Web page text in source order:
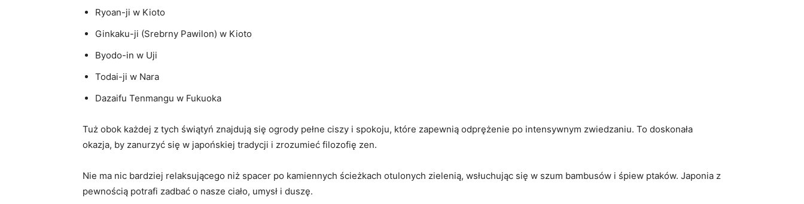
Ryoan-ji w Kioto
Ginkaku-ji (Srebrny Pawilon) w ⁣Kioto
Byodo-in w Uji
Todai-ji w Nara
Dazaifu Tenmangu w Fukuoka
Tuż obok‍ każdej ⁢z tych świątyń znajdują się ogrody pełne ciszy i spokoju, które ‌zapewnią odprężenie po ‍intensywnym‍ zwiedzaniu. To⁤ doskonała
okazja, by⁤ zanurzyć się w japońskiej tradycji i ​zrozumieć filozofię zen.
Nie ma⁤ nic‍ bardziej ‍relaksującego niż spacer po kamiennych ⁣ścieżkach otulonych zielenią, wsłuchując⁤ się w szum bambusów i śpiew ptaków. Japonia‌ z
pewnością potrafi zadbać o ‍nasze ciało, umysł ⁤i duszę.